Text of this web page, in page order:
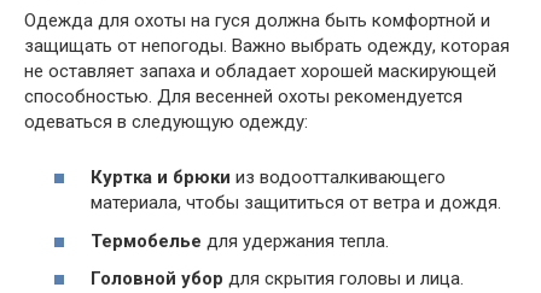
Одежда для охоты на гуся должна быть комфортной и
защищать от непогоды. Важно выбрать одежду, которая
не оставляет запаха и обладает хорошей маскирующей
способностью. Для весенней охоты рекомендуется
одеваться в следующую одежду:
Куртка и брюки из водоотталкивающего
материала, чтобы защититься от ветра и дождя.
Термобелье для удержания тепла.
Головной убор для скрытия головы и лица.